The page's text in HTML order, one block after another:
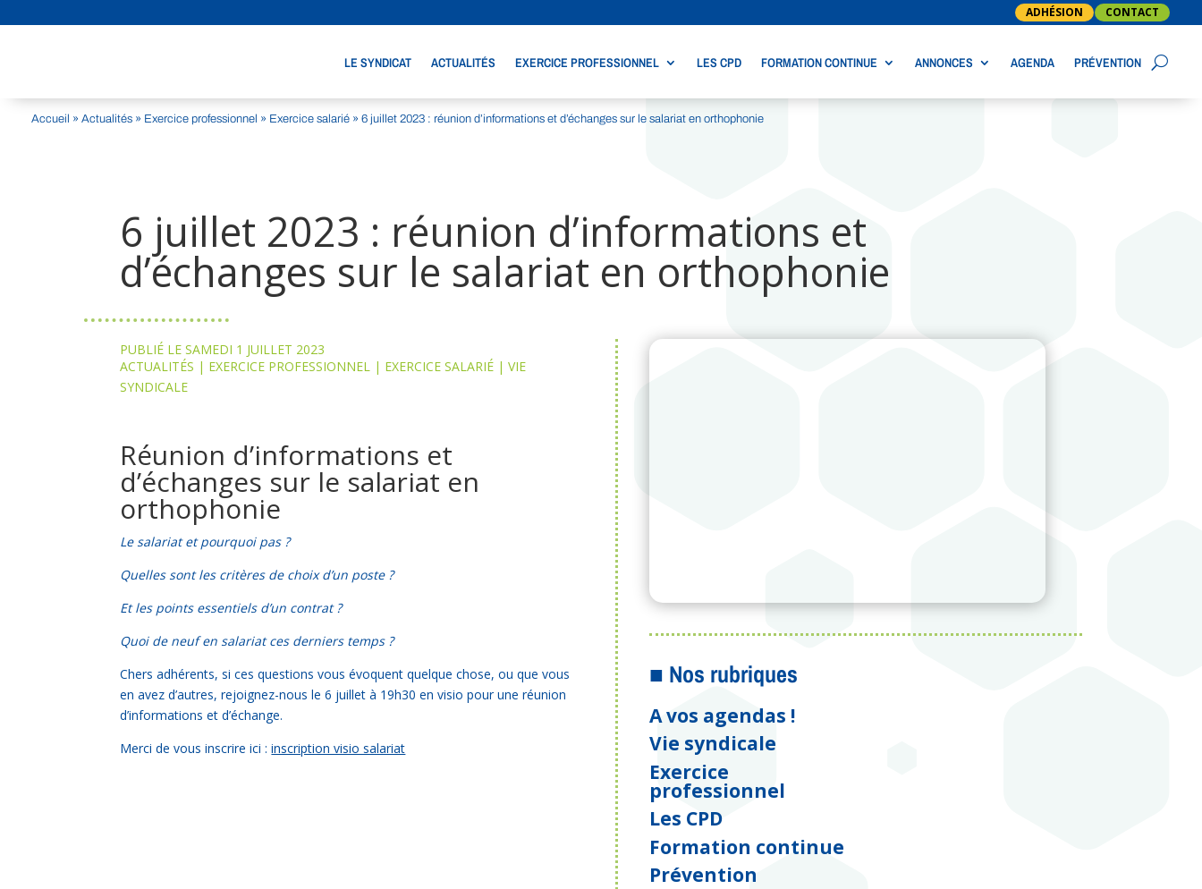
ADHÉSION CONTACT
LE SYNDICAT ACTUALITÉS EXERCICE PROFESSIONNEL LES CPD FORMATION CONTINUE ANNONCES AGENDA PRÉVENTION
Accueil » Actualités» Exercice professionnel » Exercice salarié» 6 juillet 2023 : réunion d’informations et d’échanges sur le salariat en orthophonie
6 juillet 2023 : réunion d’informations et
d’échanges sur le salariat en orthophonie
PUBLIÉ LE SAMEDI 1 JUILLET 2023
ACTUALITÉS | EXERCICE PROFESSIONNEL | EXERCICE SALARIÉ |VIE
SYNDICALE
Réunion d’informations et
d’échanges sur le salariat en
orthophonie
Le salariat et pourquoi pas ?
Quelles sont les critères de choix d’un poste ?
Et les points essentiels d’un contrat ?
Quoi de neuf en salariat ces derniers temps ?
Chers adhérents, si ces questions vous évoquent quelque chose, ou que vous
en avez d’autres, rejoignez-nous le 6 juillet à 19h30 en visio pour une réunion
d’informations et d’échange.
Merci de vous inscrire ici :inscription visio salariat
■ Nos rubriques
A vos agendas !
Vie syndicale
Exercice
professionnel
Les CPD
Formation continue
Prévention